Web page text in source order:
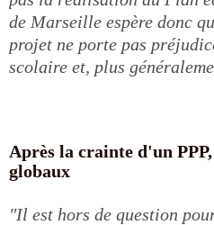
de Marseille espère donc
projet ne porte pas
scolaire et, plus
Après la crainte d'un
globaux
"Il est hors de question